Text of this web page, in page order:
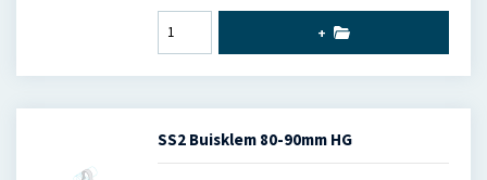
+
SS2 Buisklem 80-90mm HG